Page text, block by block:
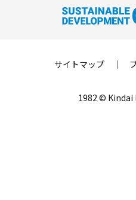
サイトマップ ｜
1982 © Kindai